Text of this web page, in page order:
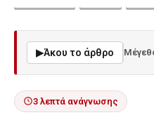
▶Άκου το άρθρο
3 λεπτά ανάγνωσης